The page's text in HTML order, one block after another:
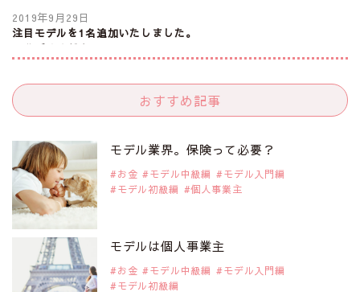
2019年9月29日
注目モデルを1名追加いたしました。
是非ご覧ください。
2019年9月29日
是非ご覧ください。
注目のアジア系モデル
2019年9月29日
是非ご覧ください。
アジアの注目モデル Rebecca Tan
おすすめ記事
モデル業界。保険って必要？
お金 モデル中級編
モデル入門編
モデル初級編
個人事業主
モデルは個人事業主
お金 モデル中級編
モデル入門編
モデル初級編